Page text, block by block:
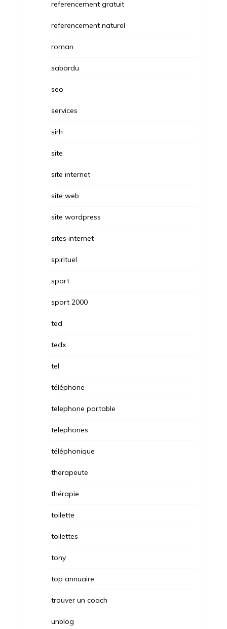
referencement gratuit
referencement naturel
roman
sabardu
seo
services
sirh
site
site internet
site web
site wordpress
sites internet
spirituel
sport
sport 2000
ted
tedx
tel
téléphone
telephone portable
telephones
téléphonique
therapeute
thérapie
toilette
toilettes
tony
top annuaire
trouver un coach
unblog